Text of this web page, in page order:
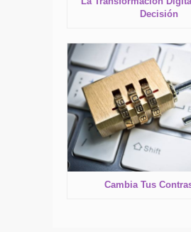
Decisión
Cambia Tus